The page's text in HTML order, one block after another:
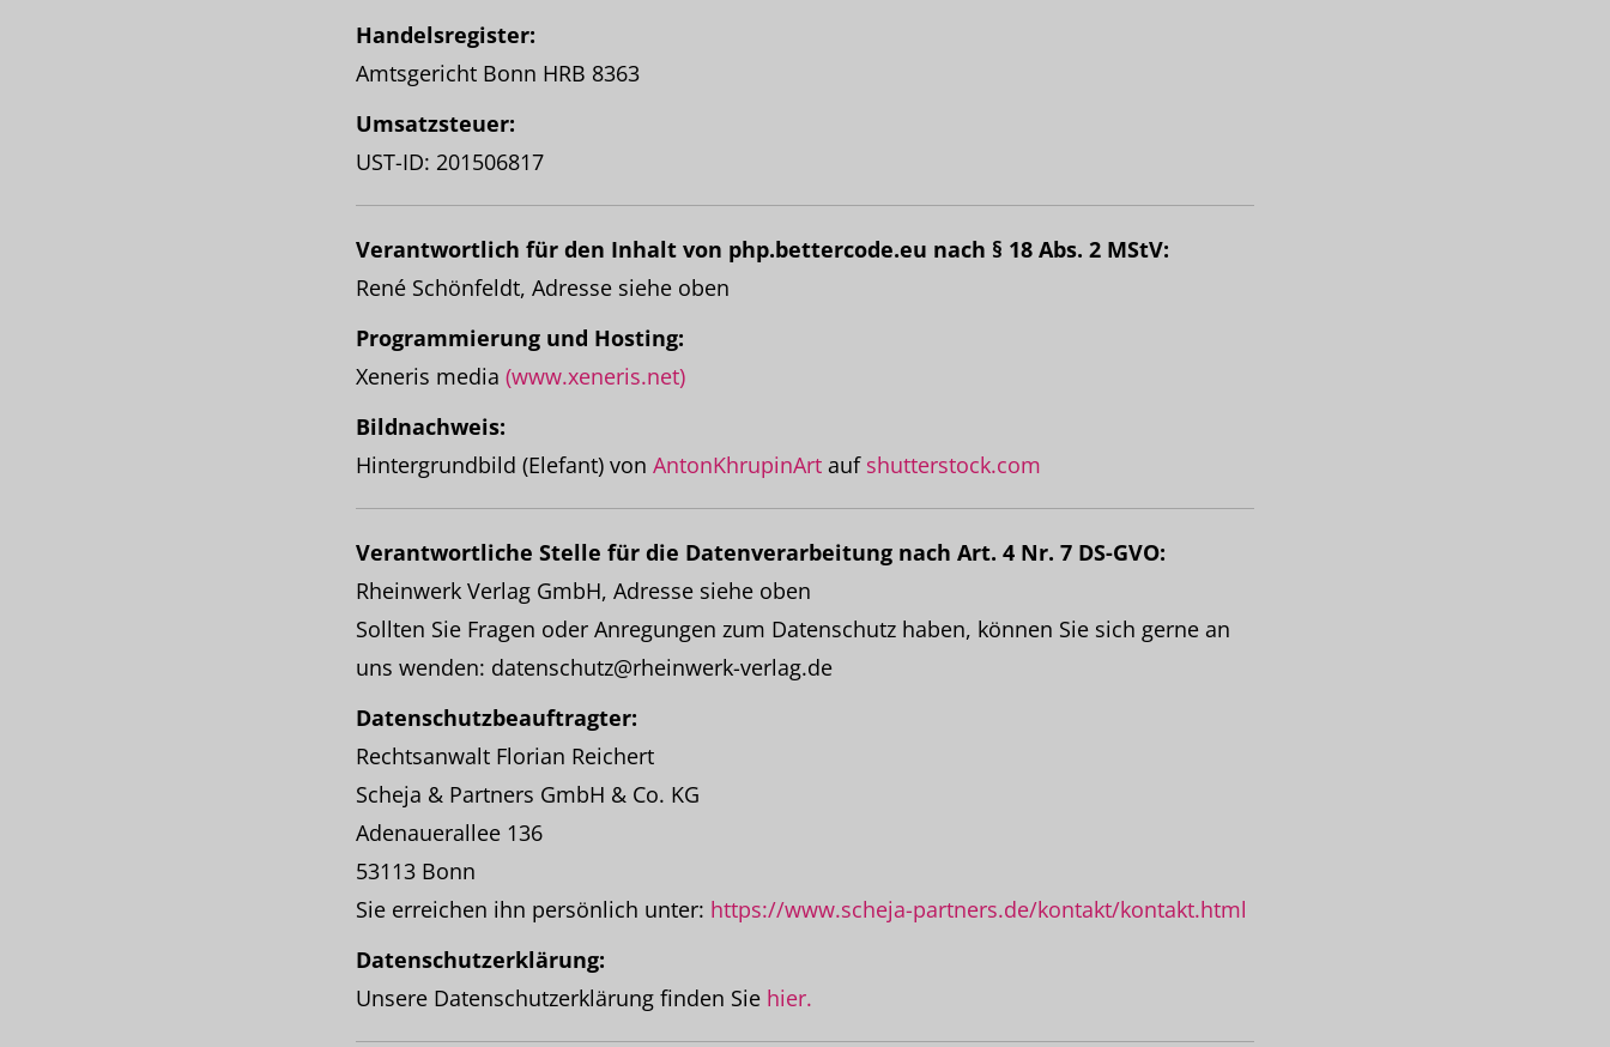
Handelsregister:
Amtsgericht Bonn HRB 8363
Umsatzsteuer:
UST-ID: 201506817
Verantwortlich für den Inhalt von php.bettercode.eu nach § 18 Abs. 2 MStV:
René Schönfeldt, Adresse siehe oben
Programmierung und Hosting:
Xeneris media (www.xeneris.net)
Bildnachweis:
Hintergrundbild (Elefant) von AntonKhrupinArt auf shutterstock.com
Verantwortliche Stelle für die Datenverarbeitung nach Art. 4 Nr. 7 DS-GVO:
Rheinwerk Verlag GmbH, Adresse siehe oben
Sollten Sie Fragen oder Anregungen zum Datenschutz haben, können Sie sich gerne an
uns wenden: datenschutz@rheinwerk-verlag.de
Datenschutzbeauftragter:
Rechtsanwalt Florian Reichert
Scheja & Partners GmbH & Co. KG
Adenauerallee 136
53113 Bonn
Sie erreichen ihn persönlich unter: https://www.scheja-partners.de/kontakt/kontakt.html
Datenschutzerklärung:
Unsere Datenschutzerklärung finden Sie hier.